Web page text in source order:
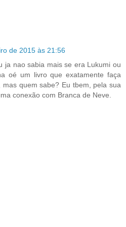
de 2015 às 21:56
ja nao sabia mais se era Lukumi ou
oé um livro que exatamente faça
mas quem sabe? Eu tbem, pela sua
conexão com Branca de Neve.